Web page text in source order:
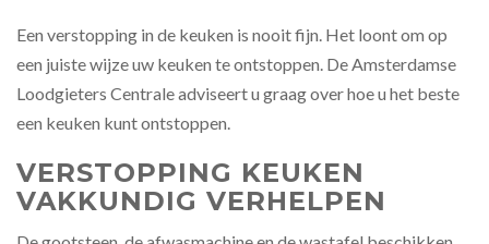
Een verstopping in de keuken is nooit fijn. Het loont om op
een juiste wijze uw keuken te ontstoppen. De Amsterdamse
Loodgieters Centrale adviseert u graag over hoe u het beste
een keuken kunt ontstoppen.
VERSTOPPING KEUKEN
VAKKUNDIG VERHELPEN